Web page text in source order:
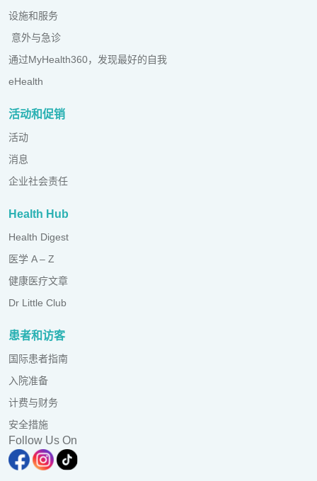
设施和服务
意外与急诊
通过MyHealth360，发现最好的自我
eHealth
活动和促销
活动
消息
企业社会责任
Health Hub
Health Digest
医学 A – Z
健康医疗文章
Dr Little Club
患者和访客
国际患者指南
入院准备
计费与财务
安全措施
Follow Us On